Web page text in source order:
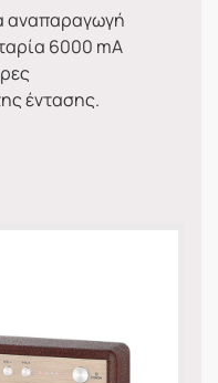
αναπαραγωγή
6000 mA
έντασης.